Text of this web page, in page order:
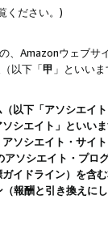
ください。)
、Amazonウェブサ
以下「甲 」といい
以下「アソシエイ
シエイト」とい
ソシエイト・サイ
アソシエイト・プ
イドライン）を
報酬と引き換えに